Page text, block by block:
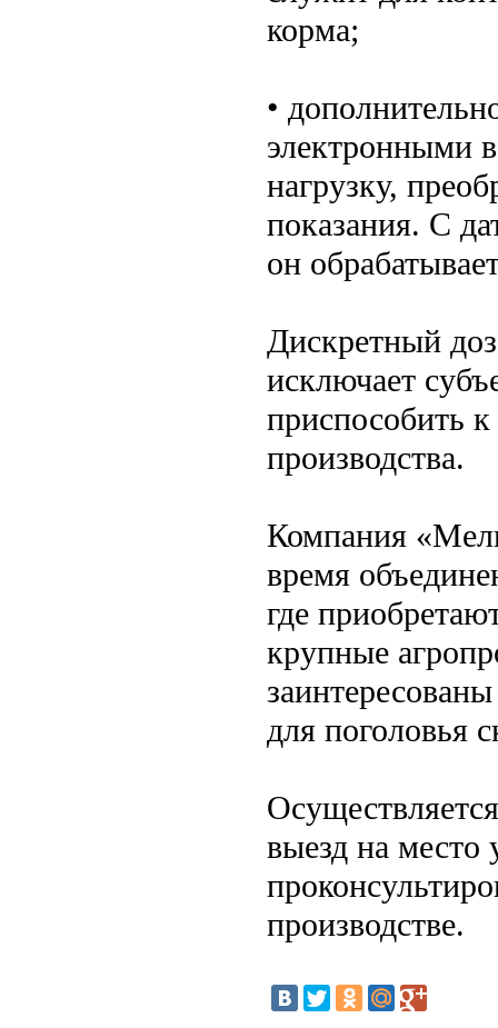
корма;
•
электронными
нагрузку,
показания. С
он
Дискретный
исключает
приспособить
производства.
Компания
время
где
крупные
для поголовья
выезд на место
производстве.